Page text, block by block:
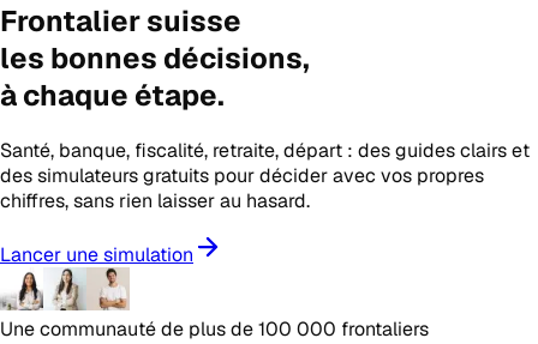
Frontalier suisse
les bonnes décisions,
à chaque étape.
Santé, banque, fiscalité, retraite, départ : des guides clairs et
des simulateurs gratuits pour décider avec vos propres
chiffres, sans rien laisser au hasard.
Lancer une simulation
Une communauté de plus de100 000 frontaliers